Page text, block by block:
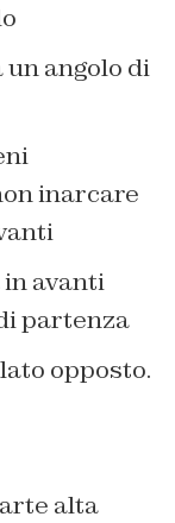
angolo di
inarcare
avanti
partenza
opposto.
alta